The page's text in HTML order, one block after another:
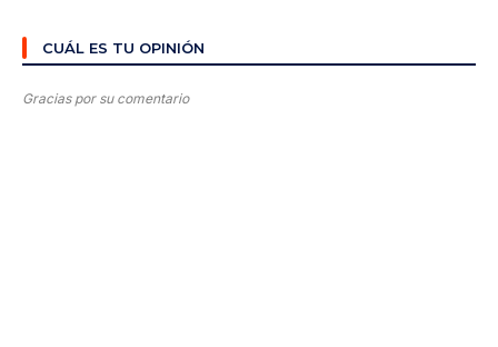
CUÁL ES TU OPINIÓN
Gracias por su comentario